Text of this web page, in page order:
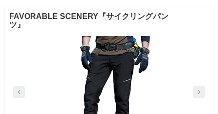
FAVORABLE SCENERY『サイクリングパン
ツ』